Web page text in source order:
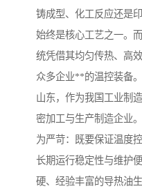
铸成型、化工反应还是
始终是核心工艺之一。
统凭借其均匀传热、高
众多企业**的温控装备。
山东，作为我国工业制
密加工与生产制造企业
为严苛：既要保证温度
长期运行稳定性与维护
硬、经验丰富的导热油